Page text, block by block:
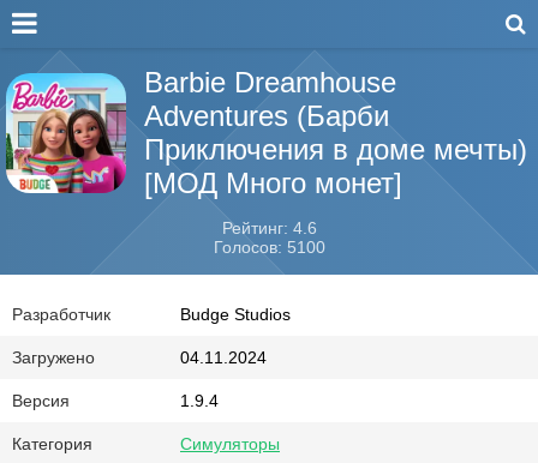
Barbie Dreamhouse
Adventures (Барби
Приключения в доме мечты)
[МОД Много монет]
Рейтинг: 4.6
Голосов: 5100
Разработчик Budge Studios
Загружено 04.11.2024
Версия 1.9.4
Категория Симуляторы